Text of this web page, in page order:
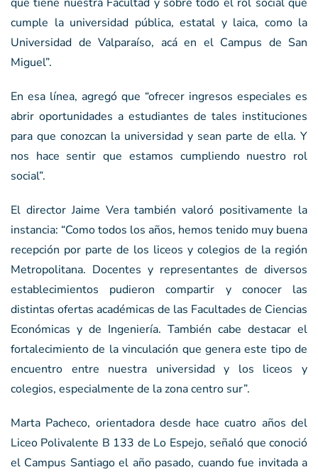
cumple la universidad pública, estatal y laica, como la
Universidad de Valparaíso, acá en el Campus de San
Miguel”.
En esa línea, agregó que “ofrecer ingresos especiales es
abrir oportunidades a estudiantes de tales instituciones
para que conozcan la universidad y sean parte de ella. Y
nos hace sentir que estamos cumpliendo nuestro rol
social”.
El director Jaime Vera también valoró positivamente la
instancia: “Como todos los años, hemos tenido muy buena
recepción por parte de los liceos y colegios de la región
Metropolitana. Docentes y representantes de diversos
establecimientos pudieron compartir y conocer las
distintas ofertas académicas de las Facultades de Ciencias
Económicas y de Ingeniería. También cabe destacar el
fortalecimiento de la vinculación que genera este tipo de
encuentro entre nuestra universidad y los liceos y
colegios, especialmente de la zona centro sur”.
Marta Pacheco, orientadora desde hace cuatro años del
Liceo Polivalente B 133 de Lo Espejo, señaló que conoció
el Campus Santiago el año pasado, cuando fue invitada a